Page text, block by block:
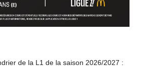
de la L1 de la saison 2026/2027 :